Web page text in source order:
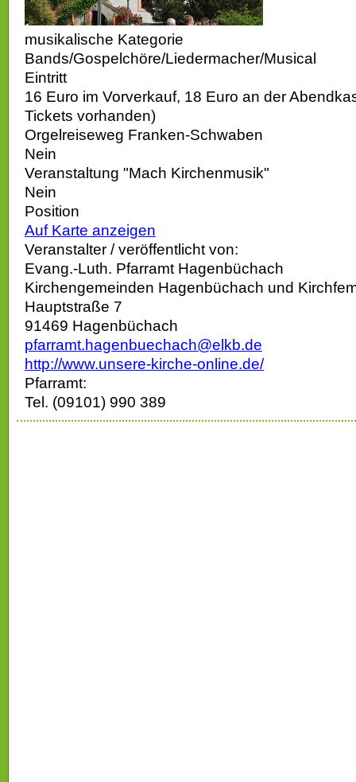
musikalische Kategorie
Bands/Gospelchöre/Liedermacher/Musical
Eintritt
16 Euro im Vorverkauf, 18 Euro an der
Tickets vorhanden)
Orgelreiseweg Franken-Schwaben
Nein
Veranstaltung "Mach Kirchenmusik"
Nein
Position
Auf Karte anzeigen
Veranstalter / veröffentlicht von:
Evang.-Luth. Pfarramt Hagenbüchach
Kirchengemeinden Hagenbüchach und
Hauptstraße 7
91469 Hagenbüchach
pfarramt.hagenbuechach@elkb.de
http://www.unsere-kirche-online.de/
Pfarramt:
Tel. (09101) 990 389